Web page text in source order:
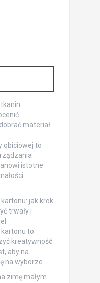
materiał
obiciowej to
istotne
jak krok
trwały i
to
kreatywność
aby na
na wyborze …
zimę małym